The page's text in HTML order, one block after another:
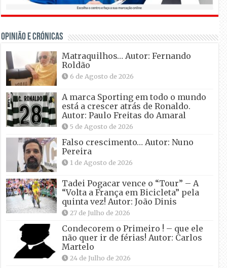
OPINIÃO E CRÓNICAS
Matraquilhos… Autor: Fernando
Roldão
6 de Agosto de 2026
A marca Sporting em todo o mundo
está a crescer atrás de Ronaldo.
Autor: Paulo Freitas do Amaral
5 de Agosto de 2026
Falso crescimento… Autor: Nuno
Pereira
1 de Agosto de 2026
Tadei Pogacar vence o “Tour” – A
“Volta a França em Bicicleta” pela
quinta vez! Autor: João Dinis
27 de Julho de 2026
Condecorem o Primeiro ! – que ele
não quer ir de férias! Autor: Carlos
Martelo
24 de Julho de 2026